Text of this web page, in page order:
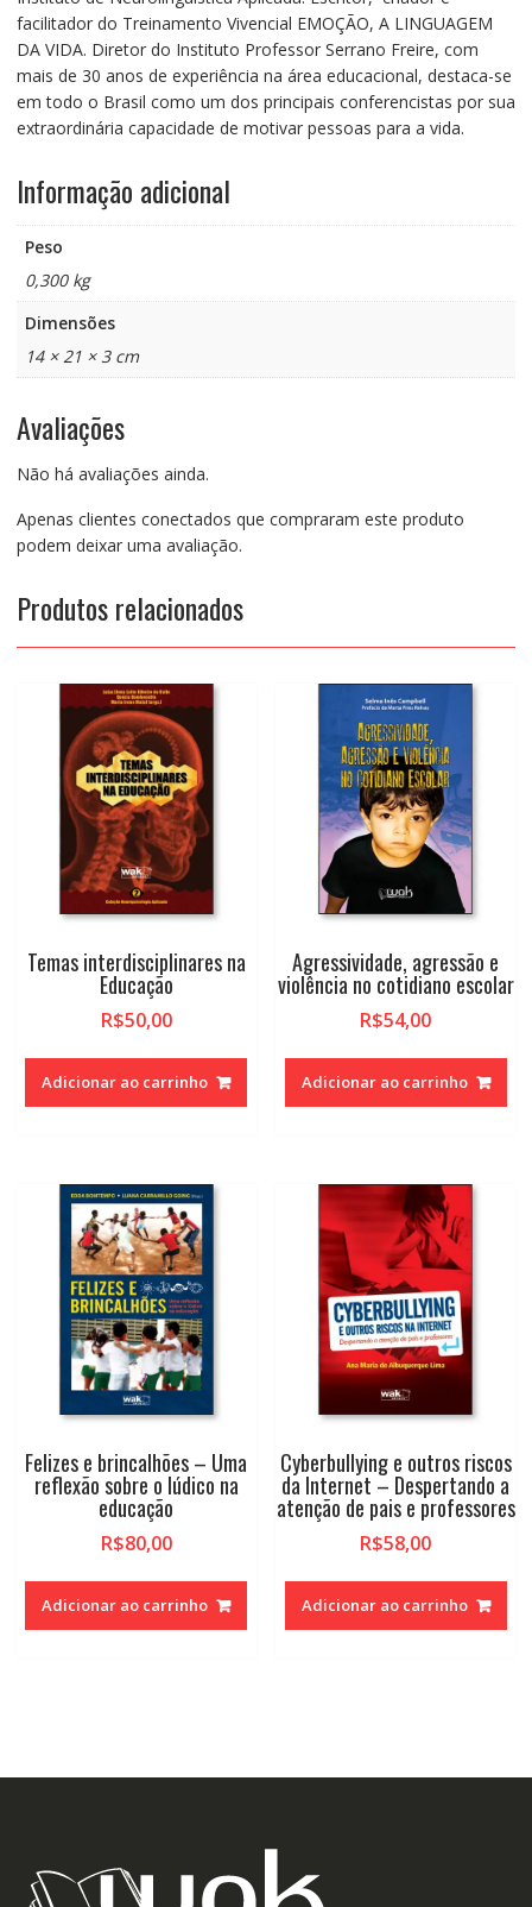
facilitador do Treinamento Vivencial EMOÇÃO, A LINGUAGEM
DA VIDA. Diretor do Instituto Professor Serrano Freire, com
mais de 30 anos de experiência na área educacional, destaca-se
em todo o Brasil como um dos principais conferencistas por sua
extraordinária capacidade de motivar pessoas para a vida.
Informação adicional
Peso
0,300 kg
Dimensões
14 × 21 × 3 cm
Avaliações
Não há avaliações ainda.
Apenas clientes conectados que compraram este produto
podem deixar uma avaliação.
Produtos relacionados
Temas interdisciplinares na
Educação
R$50,00
Adicionar ao carrinho
Agressividade, agressão e
violência no cotidiano escolar
R$54,00
Adicionar ao carrinho
Felizes e brincalhões – Uma
reflexão sobre o lúdico na
educação
R$80,00
Adicionar ao carrinho
Cyberbullying e outros riscos
da Internet – Despertando a
atenção de pais e professores
R$58,00
Adicionar ao carrinho